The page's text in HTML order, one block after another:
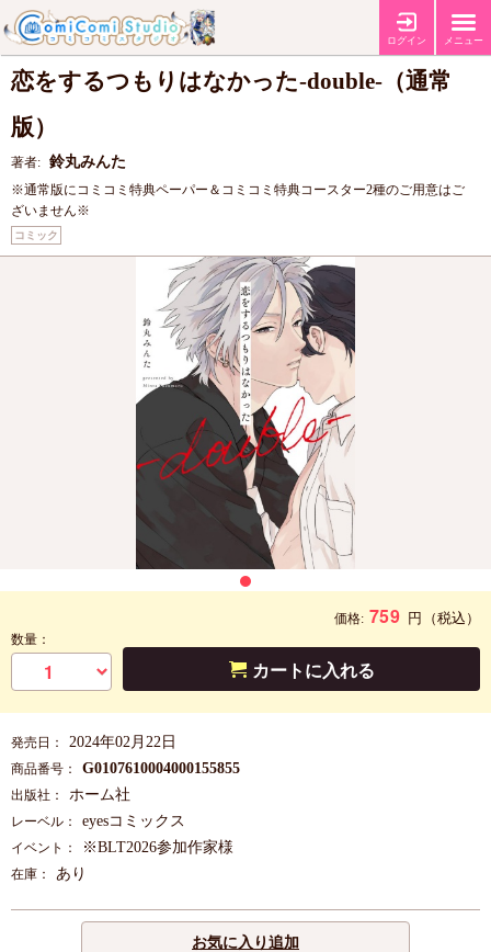
ログイン メニュー
特典
【店舗共通特典ペーパー（鈴丸みんた先生×しっけ先生スペシャルコラボ
描き下ろしペーパー）】
恋をするつもりはなかった-double-（通常
版）
著者: 鈴丸みんた
※通常版にコミコミ特典ペーパー＆コミコミ特典コースター2種のご用意はご
ざいません※
コミック
価格: 759 円 （税込）
数量：
カートに入れる
発売日： 2024年02月22日
商品番号： G0107610004000155855
出版社： ホーム社
レーベル： eyesコミックス
イベント： ※BLT2026参加作家様
在庫： あり
お気に入り追加